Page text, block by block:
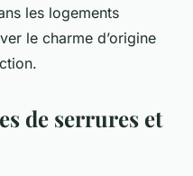
les logements
le charme d’origine
de serrures et